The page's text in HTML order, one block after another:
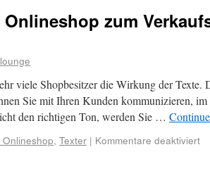
zum
viele Shopbesitzer die Wirkung der Texte.
Sie mit Ihren Kunden kommunizieren,
den richtigen Ton, werden Sie …
Onlineshop, Texter | Kommentare deaktiviert